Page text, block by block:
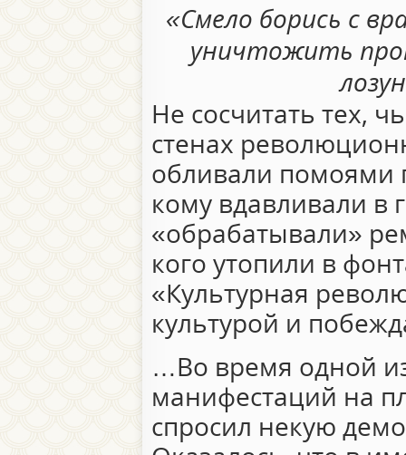
«Смело борись с
уничтожить
Не сосчитать тех,
стенах
обливали помоями
кому вдавливали в
«обрабатывали»
кого утопили в
«Культурная
культурой и
…Во время одной
манифестаций на
спросил некую